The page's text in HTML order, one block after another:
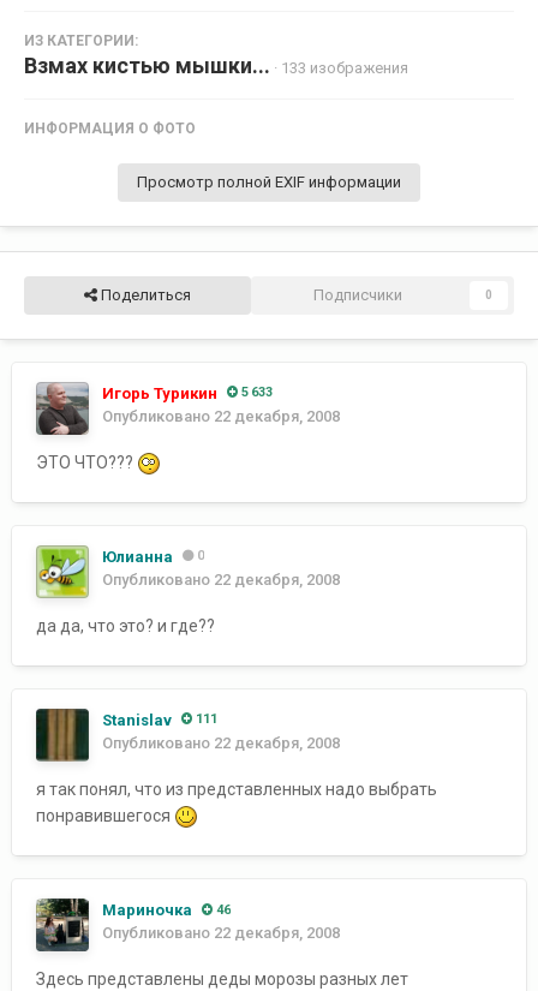
ИЗ КАТЕГОРИИ:
Взмах кистью мышки... · 133 изображения
ИНФОРМАЦИЯ О ФОТО
Просмотр полной EXIF информации
Поделиться Подписчики 0
Игорь Турикин 5 633
Опубликовано 22 декабря, 2008
ЭТО ЧТО???
Юлианна 0
Опубликовано 22 декабря, 2008
да да, что это? и где??
Stanislav 111
Опубликовано 22 декабря, 2008
я так понял, что из представленных надо выбрать
понравившегося
Мариночка 46
Опубликовано 22 декабря, 2008
Здесь представлены деды морозы разных лет